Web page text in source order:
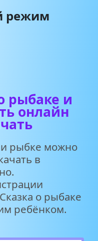
режим
рыбаке и
онлайн
и рыбке можно
в
о рыбаке
ребёнком.